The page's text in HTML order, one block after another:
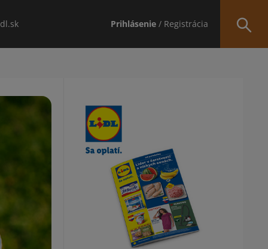
Prihlásenie / Registrácia
Obsah bočného panela